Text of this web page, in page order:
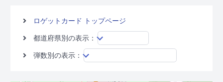
ロゲットカード トップページ
都道府県別の表示：
弾数別の表示：